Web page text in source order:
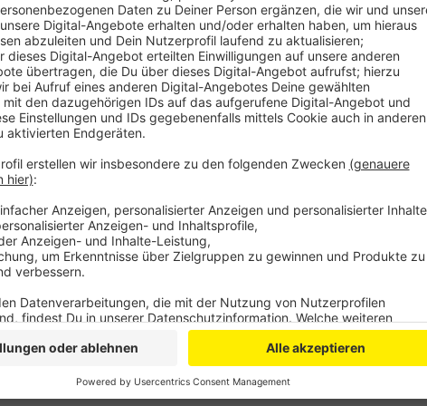
Am späten Abend laufen noch die Löscharbeiten. Die
kompliziert, weil der Anbau schwer zugänglich ist.
Anzeige
Eine Person leicht verletzt
Anzeige
Laut Feuerwehr hat sich eine Person bei dem Brand leicht
versorgt.
Anzeige